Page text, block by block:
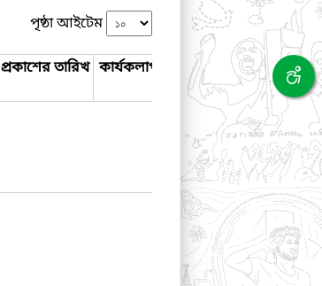
পৃষ্ঠা আইটেম
প্রকাশের তারিখ কার্যকলাপ